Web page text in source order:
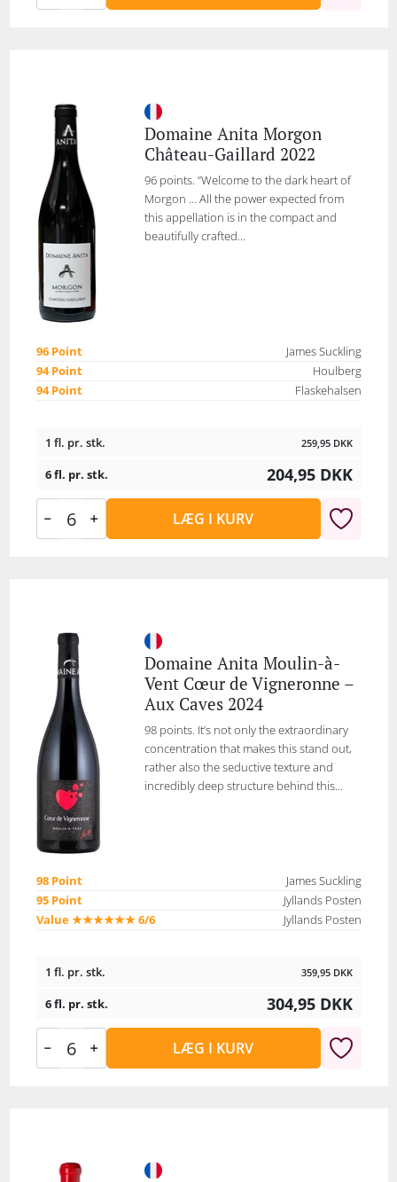
Domaine Anita Morgon
Château-Gaillard 2022
96 points. ”Welcome to the dark heart of
Morgon … All the power expected from
this appellation is in the compact and
beautifully crafted...
96 Point
James Suckling
94 Point
Houlberg
94 Point
Flaskehalsen
1 fl. pr. stk. 259,95 DKK
6 fl. pr. stk. 204,95 DKK
LÆG I KURV
Domaine Anita Moulin-à-
Vent Cœur de Vigneronne –
Aux Caves 2024
98 points. It’s not only the extraordinary
concentration that makes this stand out,
rather also the seductive texture and
incredibly deep structure behind this...
98 Point
James Suckling
95 Point
Jyllands Posten
Value ★★★★★★ 6/6
Jyllands Posten
1 fl. pr. stk. 359,95 DKK
6 fl. pr. stk. 304,95 DKK
LÆG I KURV